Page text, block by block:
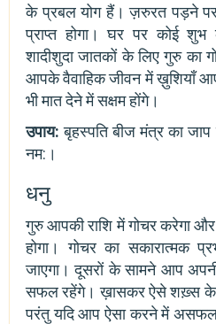
के प्रबल योग हैं। ज़रुरत पड़ने
प्राप्त होगा। घर पर कोई
शादीशुदा जातकों के लिए गुरु का
आपके वैवाहिक जीवन में ख़ुशियाँ
भी मात देने में सक्षम होंगे।
उपाय:बृहस्पति बीज मंत्र का
नम:।
धनु
गुरु आपकी राशि में गोचर करेगा
होगा। गोचर का सकारात्मक
जाएगा। दूसरों के सामने आप
सफल रहेंगे। ख़ासकर ऐसे शख़्स के
परंतु यदि आप ऐसा करने में